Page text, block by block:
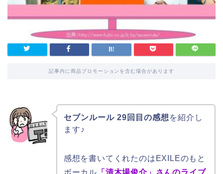
記事内に商品プロモーションを含む場合があります
セブンルール 29回目の感想 を紹介し
ます♪
感想を書いてくれたのはEXILEのもと
ボーカル 「清木場俊介」さんのライブ